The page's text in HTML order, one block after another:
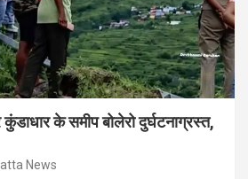
कुंडाधार के समीप बोलेरो दुर्घटनाग्रस्त,
News